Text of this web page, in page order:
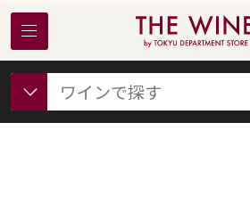
東急百貨店オンラインストア
フード ビューティー